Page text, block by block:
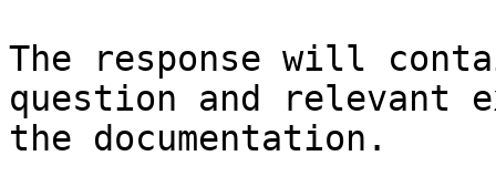
The response will
question and relevant
the documentation.